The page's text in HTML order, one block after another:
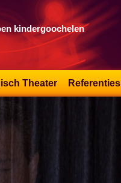
kindergoochelen
Theater Referenties